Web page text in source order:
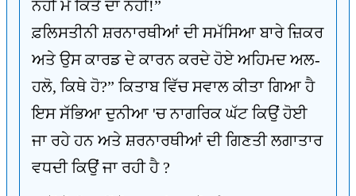
ਨਹੀਂ ਮੈਂ ਕਿਤੇ ਦਾ ਨਹੀਂ!”
ਫ਼ਲਿਸਤੀਨੀ ਸ਼ਰਨਾਰਥੀਆਂ ਦੀ ਸਮੱਸਿਆ ਬਾਰੇ ਜ਼ਿਕਰ
ਅਤੇ ਉਸ ਕਾਰਡ ਦੇ ਕਾਰਨ ਕਰਦੇ ਹੋਏ ਅਹਿਮਦ ਅਲ-
ਹਲੋ, ਕਿਥੇ ਹੋ?” ਕਿਤਾਬ ਵਿੱਚ ਸਵਾਲ ਕੀਤਾ ਗਿਆ ਹੈ
ਇਸ ਸੱਭਿਆ ਦੁਨੀਆ 'ਚ ਨਾਗਰਿਕ ਘੱਟ ਕਿਉਂ ਹੋਈ
ਜਾ ਰਹੇ ਹਨ ਅਤੇ ਸ਼ਰਨਾਰਥੀਆਂ ਦੀ ਗਿਣਤੀ ਲਗਾਤਾਰ
ਵਧਦੀ ਕਿਉਂ ਜਾ ਰਹੀ ਹੈ ?